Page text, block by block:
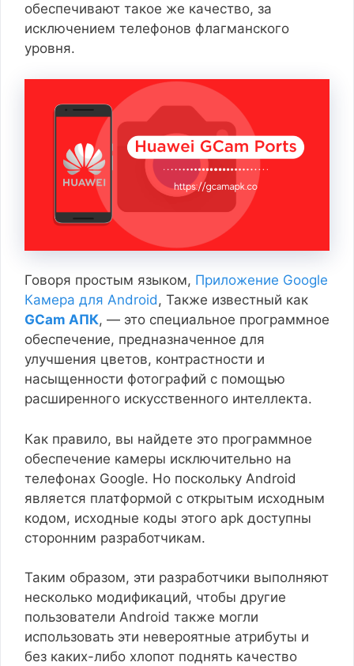
обеспечивают такое же качество, за
исключением телефонов флагманского
уровня.
Говоря простым языком, Приложение Google
Камера для Android, Также известный как
GCam АПК, — это специальное программное
обеспечение, предназначенное для
улучшения цветов, контрастности и
насыщенности фотографий с помощью
расширенного искусственного интеллекта.
Как правило, вы найдете это программное
обеспечение камеры исключительно на
телефонах Google. Но поскольку Android
является платформой с открытым исходным
кодом, исходные коды этого apk доступны
сторонним разработчикам.
Таким образом, эти разработчики выполняют
несколько модификаций, чтобы другие
пользователи Android также могли
использовать эти невероятные атрибуты и
без каких-либо хлопот поднять качество